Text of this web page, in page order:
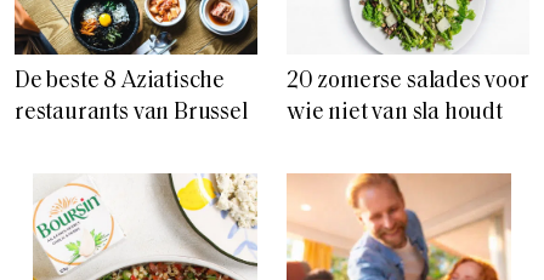
De beste 8 Aziatische
restaurants van Brussel
20 zomerse salades voor
wie niet van sla houdt